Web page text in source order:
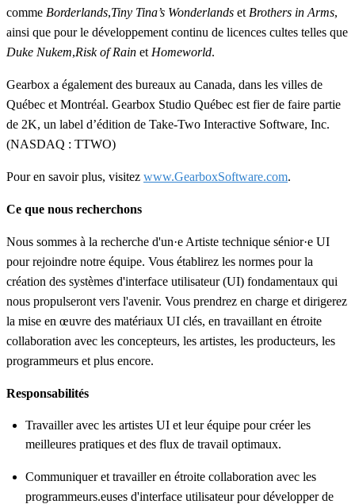
comme Borderlands,Tiny Tina’s Wonderlands et Brothers in Arms,
ainsi que pour le développement continu de licences cultes telles que
Duke Nukem,Risk of Rain et Homeworld.
Gearbox a également des bureaux au Canada, dans les villes de
Québec et Montréal. Gearbox Studio Québec est fier de faire partie
de 2K, un label d’édition de Take-Two Interactive Software, Inc.
(NASDAQ : TTWO)
Pour en savoir plus, visitez www.GearboxSoftware.com.
Ce que nous recherchons
Nous sommes à la recherche d'un·e Artiste technique sénior·e UI
pour rejoindre notre équipe. Vous établirez les normes pour la
création des systèmes d'interface utilisateur (UI) fondamentaux qui
nous propulseront vers l'avenir. Vous prendrez en charge et dirigerez
la mise en œuvre des matériaux UI clés, en travaillant en étroite
collaboration avec les concepteurs, les artistes, les producteurs, les
programmeurs et plus encore.
Responsabilités
Travailler avec les artistes UI et leur équipe pour créer les
meilleures pratiques et des flux de travail optimaux.
Communiquer et travailler en étroite collaboration avec les
programmeurs.euses d'interface utilisateur pour développer de